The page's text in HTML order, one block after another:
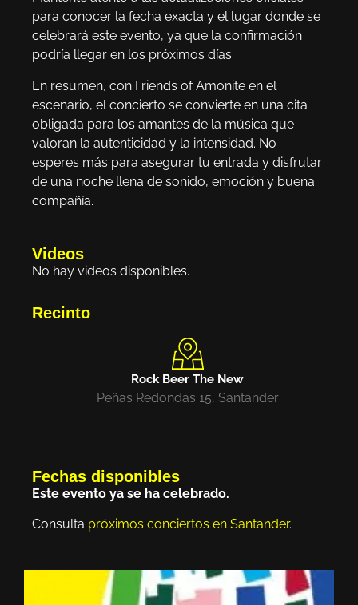
para conocer la fecha exacta y el lugar donde se
celebrará este evento, ya que la confirmación
podría llegar en los próximos días.
En resumen, con Friends of Amonite en el
escenario, el concierto se convierte en una cita
obligada para los amantes de la música que
valoran la autenticidad y la intensidad. No
esperes más para asegurar tu entrada y disfrutar
de una noche llena de sonido, emoción y buena
compañía.
Videos
No hay videos disponibles.
Recinto
Rock Beer The New
Peñas Redondas 15, Santander
Fechas disponibles
Este evento ya se ha celebrado.
Consulta próximos conciertos en Santander.